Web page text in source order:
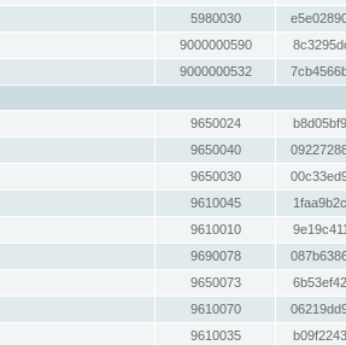
5980030
9000000590
9000000532
9650024
9650040
9650030
9610045
9610010
9690078
9650073
9610070
9610035